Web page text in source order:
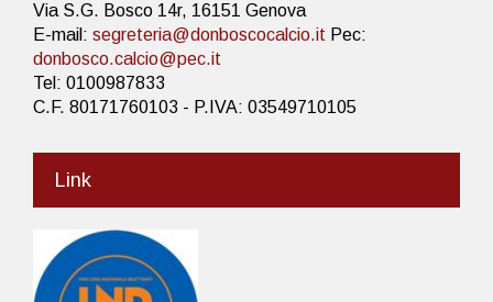
Via S.G. Bosco 14r, 16151 Genova
E-mail: segreteria@donboscocalcio.it Pec:
donbosco.calcio@pec.it
Tel: 0100987833
C.F. 80171760103 - P.IVA: 03549710105
Link